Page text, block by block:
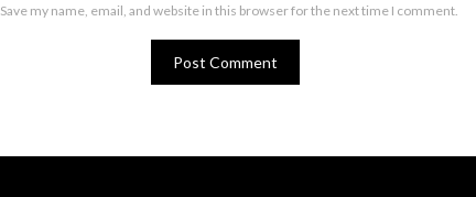
Save my name, email, and website in this browser for the next time I comment.